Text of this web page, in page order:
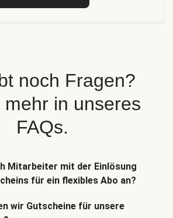
noch Fragen?
mehr in unseres
FAQs.
Mitarbeiter mit der Einlösung
für ein flexibles Abo an?
wir Gutscheine für unsere